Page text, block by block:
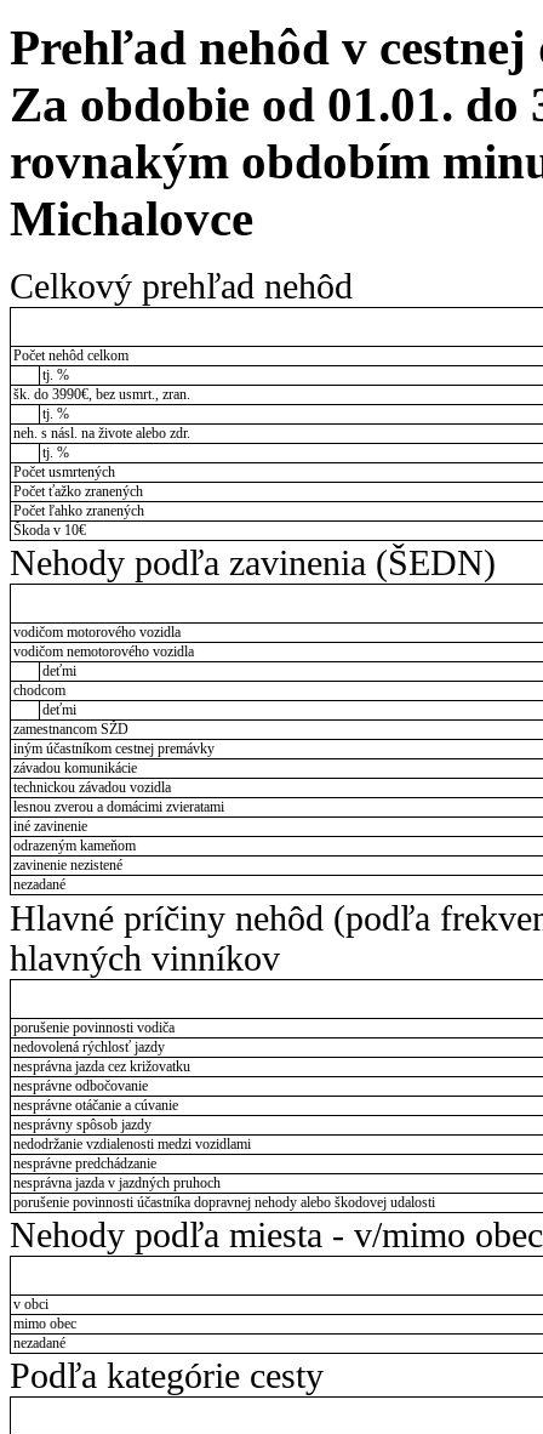
Prehľad nehôd v cestnej
Za obdobie od 01.01. do
rovnakým obdobím
Michalovce
Celkový prehľad nehôd
Počet nehôd celkom
tj. %
šk. do 3990€, bez usmrt., zran.
tj. %
neh. s násl. na živote alebo zdr.
tj. %
Počet usmrtených
Počet ťažko zranených
Počet ľahko zranených
Škoda v 10€
Nehody podľa zavinenia (ŠEDN)
vodičom motorového vozidla
vodičom nemotorového vozidla
deťmi
chodcom
deťmi
zamestnancom SŽD
iným účastníkom cestnej premávky
závadou komunikácie
technickou závadou vozidla
lesnou zverou a domácimi zvieratami
iné zavinenie
odrazeným kameňom
zavinenie nezistené
nezadané
Hlavné príčiny nehôd (podľa
hlavných vinníkov
porušenie povinnosti vodiča
nedovolená rýchlosť jazdy
nesprávna jazda cez križovatku
nesprávne odbočovanie
nesprávne otáčanie a cúvanie
nesprávny spôsob jazdy
nedodržanie vzdialenosti medzi vozidlami
nesprávne predchádzanie
nesprávna jazda v jazdných pruhoch
porušenie povinnosti účastníka dopravnej nehody alebo škodovej udalosti
Nehody podľa miesta - v/mimo obec
v obci
mimo obec
nezadané
Podľa kategórie cesty